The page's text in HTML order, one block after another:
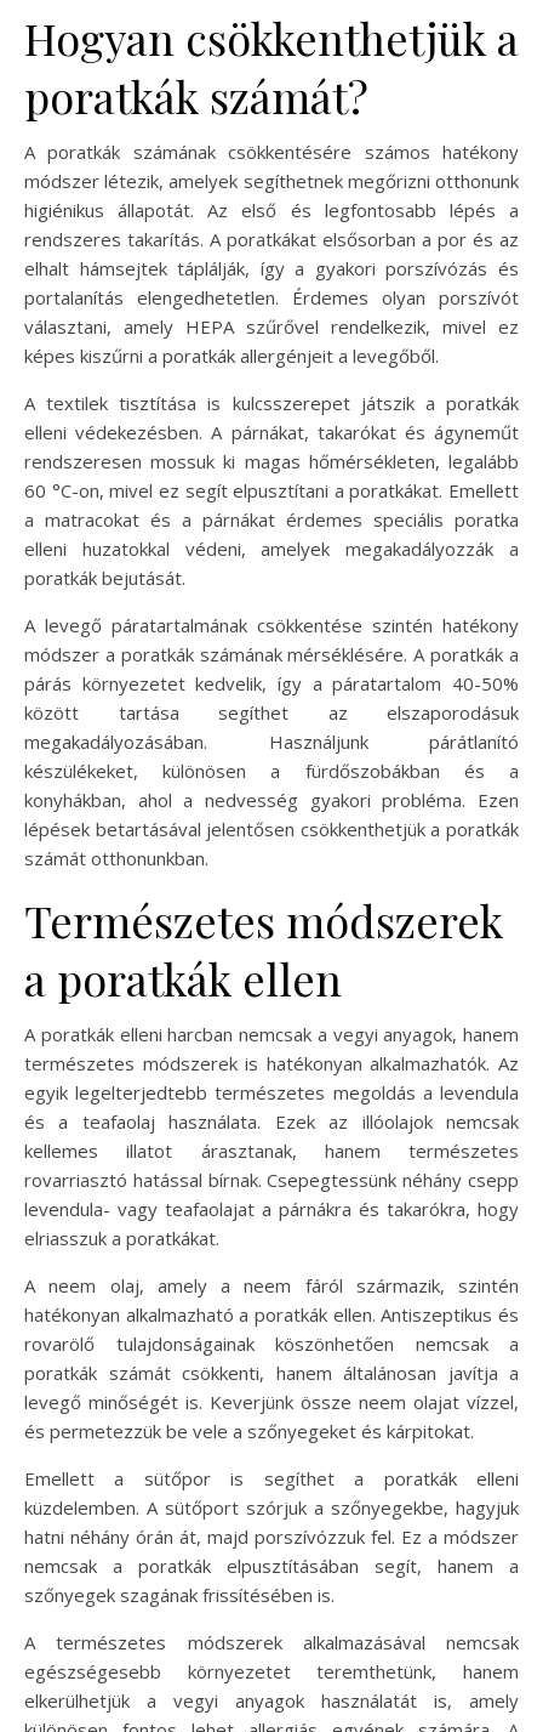
Hogyan csökkenthetjük a
poratkák számát?
A poratkák számának csökkentésére számos hatékony
módszer létezik, amelyek segíthetnek megőrizni otthonunk
higiénikus állapotát. Az első és legfontosabb lépés a
rendszeres takarítás. A poratkákat elsősorban a por és az
elhalt hámsejtek táplálják, így a gyakori porszívózás és
portalanítás elengedhetetlen. Érdemes olyan porszívót
választani, amely HEPA szűrővel rendelkezik, mivel ez
képes kiszűrni a poratkák allergénjeit a levegőből.
A textilek tisztítása is kulcsszerepet játszik a poratkák
elleni védekezésben. A párnákat, takarókat és ágyneműt
rendszeresen mossuk ki magas hőmérsékleten, legalább
60 °C-on, mivel ez segít elpusztítani a poratkákat. Emellett
a matracokat és a párnákat érdemes speciális poratka
elleni huzatokkal védeni, amelyek megakadályozzák a
poratkák bejutását.
A levegő páratartalmának csökkentése szintén hatékony
módszer a poratkák számának mérséklésére. A poratkák a
párás környezetet kedvelik, így a páratartalom 40-50%
között tartása segíthet az elszaporodásuk
megakadályozásában. Használjunk párátlanító
készülékeket, különösen a fürdőszobákban és a
konyhákban, ahol a nedvesség gyakori probléma. Ezen
lépések betartásával jelentősen csökkenthetjük a poratkák
számát otthonunkban.
Természetes módszerek
a poratkák ellen
A poratkák elleni harcban nemcsak a vegyi anyagok, hanem
természetes módszerek is hatékonyan alkalmazhatók. Az
egyik legelterjedtebb természetes megoldás a levendula
és a teafaolaj használata. Ezek az illóolajok nemcsak
kellemes illatot árasztanak, hanem természetes
rovarriasztó hatással bírnak. Csepegtessünk néhány csepp
levendula- vagy teafaolajat a párnákra és takarókra, hogy
elriasszuk a poratkákat.
A neem olaj, amely a neem fáról származik, szintén
hatékonyan alkalmazható a poratkák ellen. Antiszeptikus és
rovarölő tulajdonságainak köszönhetően nemcsak a
poratkák számát csökkenti, hanem általánosan javítja a
levegő minőségét is. Keverjünk össze neem olajat vízzel,
és permetezzük be vele a szőnyegeket és kárpitokat.
Emellett a sütőpor is segíthet a poratkák elleni
küzdelemben. A sütőport szórjuk a szőnyegekbe, hagyjuk
hatni néhány órán át, majd porszívózzuk fel. Ez a módszer
nemcsak a poratkák elpusztításában segít, hanem a
szőnyegek szagának frissítésében is.
A természetes módszerek alkalmazásával nemcsak
egészségesebb környezetet teremthetünk, hanem
elkerülhetjük a vegyi anyagok használatát is, amely